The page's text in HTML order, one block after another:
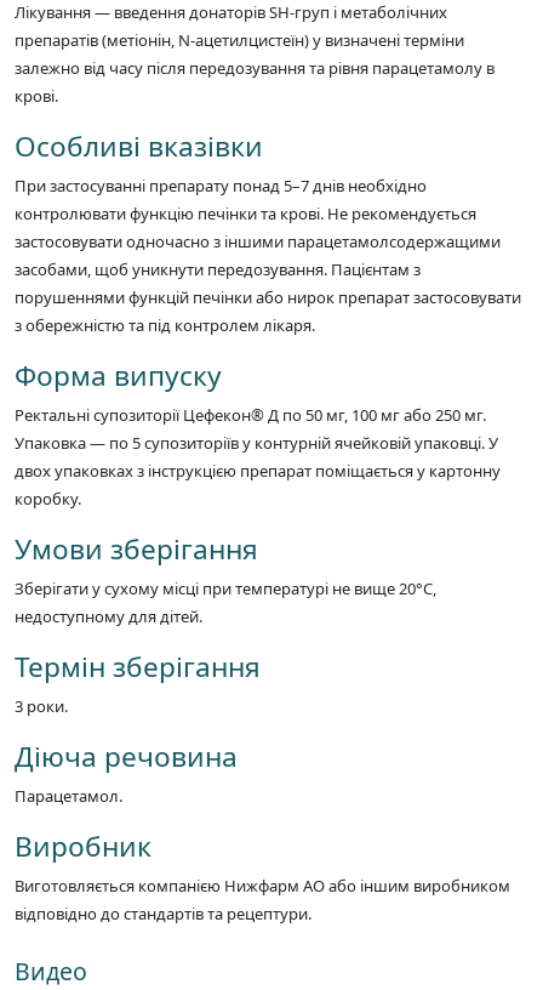
Лікування — введення донаторів SH-груп і метаболічних
препаратів (метіонін, N-ацетилцистеїн) у визначені терміни
залежно від часу після передозування та рівня парацетамолу в
крові.
Особливі вказівки
При застосуванні препарату понад 5–7 днів необхідно
контролювати функцію печінки та крові. Не рекомендується
застосовувати одночасно з іншими парацетамолсодержащими
засобами, щоб уникнути передозування. Пацієнтам з
порушеннями функцій печінки або нирок препарат застосовувати
з обережністю та під контролем лікаря.
Форма випуску
Ректальні супозиторії Цефекон® Д по 50 мг, 100 мг або 250 мг.
Упаковка — по 5 супозиторіїв у контурній ячейковій упаковці. У
двох упаковках з інструкцією препарат поміщається у картонну
коробку.
Умови зберігання
Зберігати у сухому місці при температурі не вище 20°C,
недоступному для дітей.
Термін зберігання
3 роки.
Діюча речовина
Парацетамол.
Виробник
Виготовляється компанією Нижфарм АО або іншим виробником
відповідно до стандартів та рецептури.
Видео